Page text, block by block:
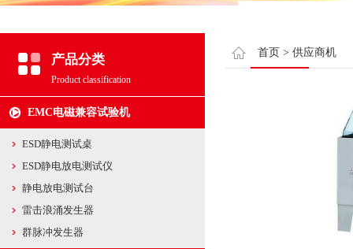
产品分类
Product classification
EMC电磁兼容试验机
ESD静电测试桌
ESD静电放电测试仪
静电放电测试台
雷击浪涌发生器
群脉冲发生器
首页 > 供应商机